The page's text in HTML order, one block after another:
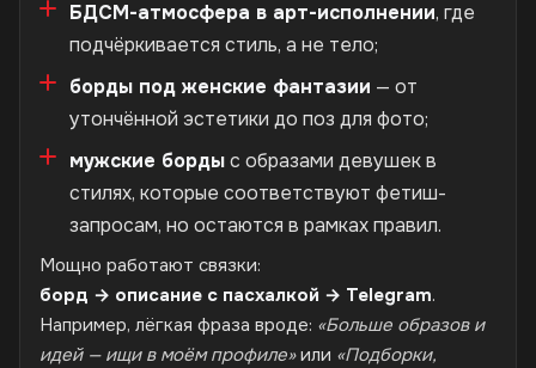
БДСМ-атмосфера в арт-исполнении, где
подчёркивается стиль, а не тело;
борды под женские фантазии — от
утончённой эстетики до поз для фото;
мужские бордыс образами девушек в
стилях, которые соответствуют фетиш-
запросам, но остаются в рамках правил.
Мощно работают связки:
борд → описание с пасхалкой → Telegram.
Например, лёгкая фраза вроде: «Больше образов и
идей — ищи в моём профиле»или «Подборки,